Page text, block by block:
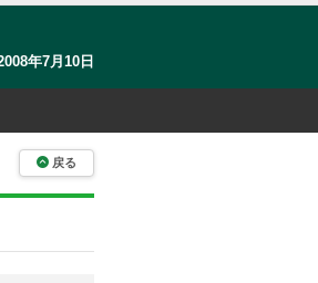
年7月10日
戻る